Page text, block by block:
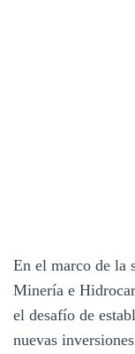
En el marco de la
Minería e
el desafío de
nuevas